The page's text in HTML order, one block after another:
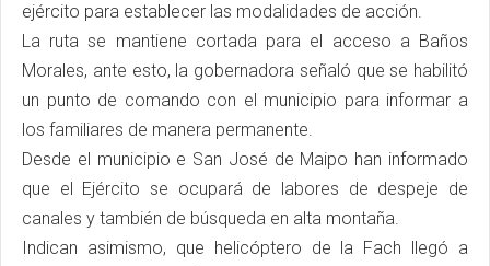
ejército para establecer las modalidades de acción.
La ruta se mantiene cortada para el acceso a Baños
Morales, ante esto, la gobernadora señaló que se habilitó
un punto de comando con el municipio para informar a
los familiares de manera permanente.
Desde el municipio e San José de Maipo han informado
que el Ejército se ocupará de labores de despeje de
canales y también de búsqueda en alta montaña.
Indican asimismo, que helicóptero de la Fach llegó a